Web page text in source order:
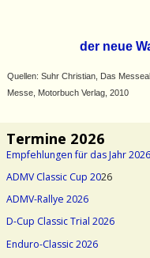
der neue
Quellen: Suhr Christian, Das
Messe, Motorbuch Verlag, 2010
Termine 2026
Empfehlungen für das Jahr 2026
ADMV Classic Cup 2026
ADMV-Rallye 2026
D-Cup Classic Trial 2026
Enduro-Classic 2026